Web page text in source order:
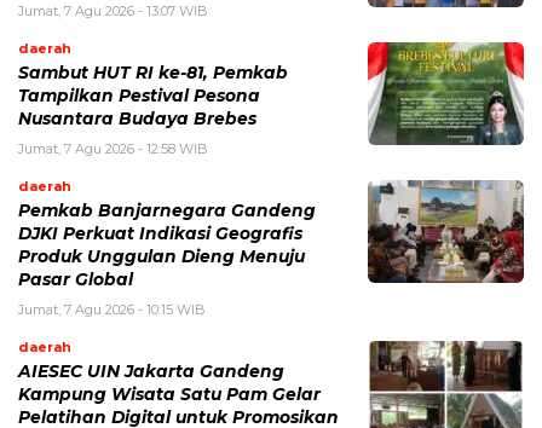
Jumat, 7 Agu 2026 - 13:07 WIB
daerah
Sambut HUT RI ke-81, Pemkab
Tampilkan Pestival Pesona
Nusantara Budaya Brebes
Jumat, 7 Agu 2026 - 12:58 WIB
daerah
Pemkab Banjarnegara Gandeng
DJKI Perkuat Indikasi Geografis
Produk Unggulan Dieng Menuju
Pasar Global
Jumat, 7 Agu 2026 - 10:15 WIB
daerah
AIESEC UIN Jakarta Gandeng
Kampung Wisata Satu Pam Gelar
Pelatihan Digital untuk Promosikan